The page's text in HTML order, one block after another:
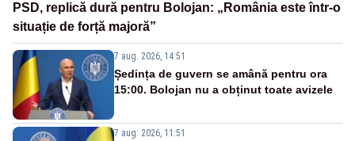
PSD, replică dură pentru Bolojan: „România este într-o
situație de forță majoră”
7 aug. 2026, 14:51
Ședința de guvern se amână pentru ora
15:00. Bolojan nu a obținut toate avizele
7 aug. 2026, 11:51